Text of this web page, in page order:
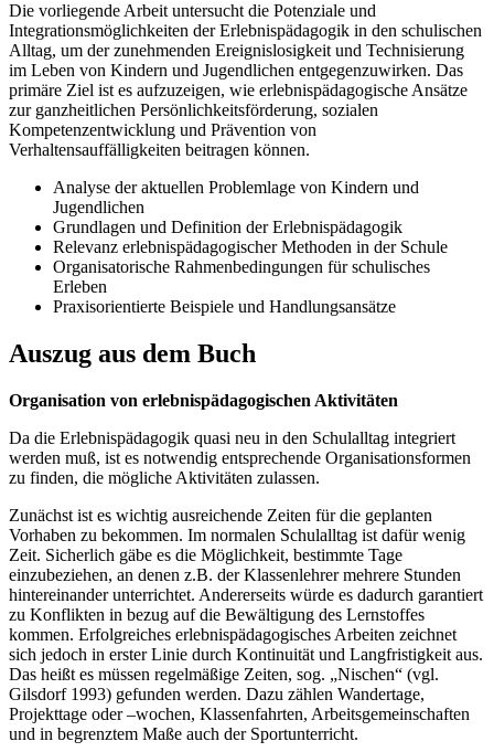
Die vorliegende Arbeit untersucht die Potenziale und
Integrationsmöglichkeiten der Erlebnispädagogik in den schulischen
Alltag, um der zunehmenden Ereignislosigkeit und Technisierung
im Leben von Kindern und Jugendlichen entgegenzuwirken. Das
primäre Ziel ist es aufzuzeigen, wie erlebnispädagogische Ansätze
zur ganzheitlichen Persönlichkeitsförderung, sozialen
Kompetenzentwicklung und Prävention von
Verhaltensauffälligkeiten beitragen können.
Analyse der aktuellen Problemlage von Kindern und
Jugendlichen
Grundlagen und Definition der Erlebnispädagogik
Relevanz erlebnispädagogischer Methoden in der Schule
Organisatorische Rahmenbedingungen für schulisches
Erleben
Praxisorientierte Beispiele und Handlungsansätze
Auszug aus dem Buch
Organisation von erlebnispädagogischen Aktivitäten
Da die Erlebnispädagogik quasi neu in den Schulalltag integriert
werden muß, ist es notwendig entsprechende Organisationsformen
zu finden, die mögliche Aktivitäten zulassen.
Zunächst ist es wichtig ausreichende Zeiten für die geplanten
Vorhaben zu bekommen. Im normalen Schulalltag ist dafür wenig
Zeit. Sicherlich gäbe es die Möglichkeit, bestimmte Tage
einzubeziehen, an denen z.B. der Klassenlehrer mehrere Stunden
hintereinander unterrichtet. Andererseits würde es dadurch garantiert
zu Konflikten in bezug auf die Bewältigung des Lernstoffes
kommen. Erfolgreiches erlebnispädagogisches Arbeiten zeichnet
sich jedoch in erster Linie durch Kontinuität und Langfristigkeit aus.
Das heißt es müssen regelmäßige Zeiten, sog. „Nischen“ (vgl.
Gilsdorf 1993) gefunden werden. Dazu zählen Wandertage,
Projekttage oder –wochen, Klassenfahrten, Arbeitsgemeinschaften
und in begrenztem Maße auch der Sportunterricht.